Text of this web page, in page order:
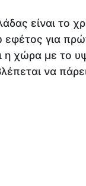
είναι το
για
η χώρα με το
να πάρει